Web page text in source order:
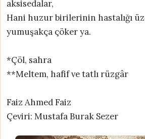
aksisedalar,
Hani huzur birilerinin hastalığı
yumuşakça çöker ya.
*Çöl, sahra
**Meltem, hafif ve tatlı rüzgâr
Faiz Ahmed Faiz
Çeviri: Mustafa Burak Sezer